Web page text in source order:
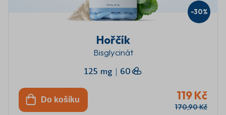
Hořčík
Bisglycinát
125 mg | 60
Do košíku 119 Kč
170,90 Kč
-30%